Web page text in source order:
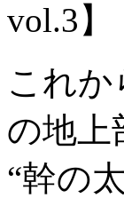
vol.3】
これか
の地上
“幹の